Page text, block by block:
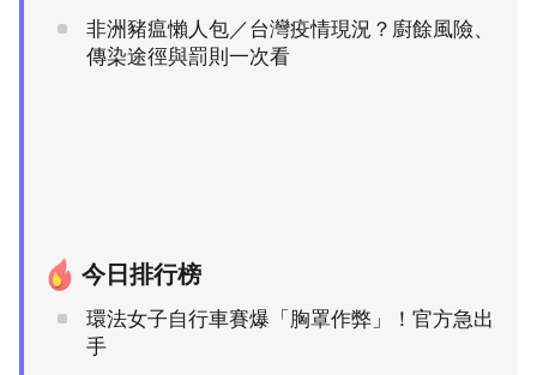
非洲豬瘟懶人包／台灣疫情現況？廚餘風險、
傳染途徑與罰則一次看
今日排行榜
環法女子自行車賽爆「胸罩作弊」！官方急出
手